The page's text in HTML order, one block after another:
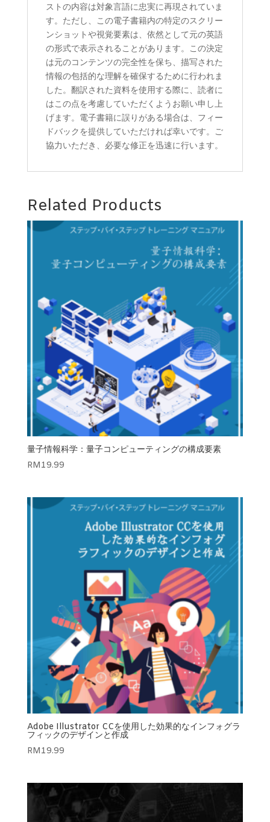
ストの内容は対象言語に忠実に再現されていま
す。ただし、この電子書籍内の特定のスクリー
ンショットや視覚要素は、依然として元の英語
の形式で表示されることがあります。この決定
は元のコンテンツの完全性を保ち、描写された
情報の包括的な理解を確保するために行われま
した。翻訳された資料を使用する際に、読者に
はこの点を考慮していただくようお願い申し上
げます。電子書籍に誤りがある場合は、フィー
ドバックを提供していただければ幸いです。ご
協力いただき、必要な修正を迅速に行います。
Related Products
量子情報科学：量子コンピューティングの構成要素
RM19.99
Adobe Illustrator CCを使用した効果的なインフォグラ
フィックのデザインと作成
RM19.99